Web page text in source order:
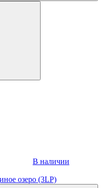
В наличии
озеро (3LP)